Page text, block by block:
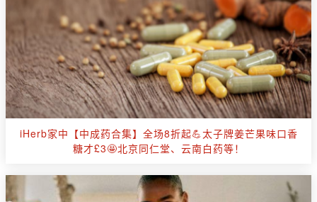
iHerb家中【中成药合集】全场8折起💪太子牌姜芒果味口香
糖才£3🤩北京同仁堂、云南白药等！